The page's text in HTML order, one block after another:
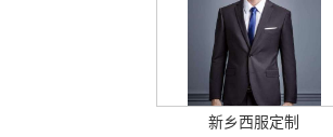
新乡西服定制